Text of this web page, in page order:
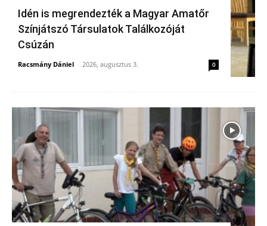
Idén is megrendezték a Magyar Amatőr
Színjátszó Társulatok Találkozóját
Csúzán
Racsmány Dániel - 2026, augusztus 3. 0